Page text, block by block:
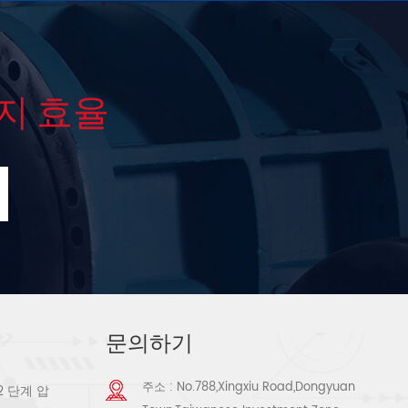
효율
단계 압
문의하기
주소 : No.788,Xingxiu Road,Dongyuan